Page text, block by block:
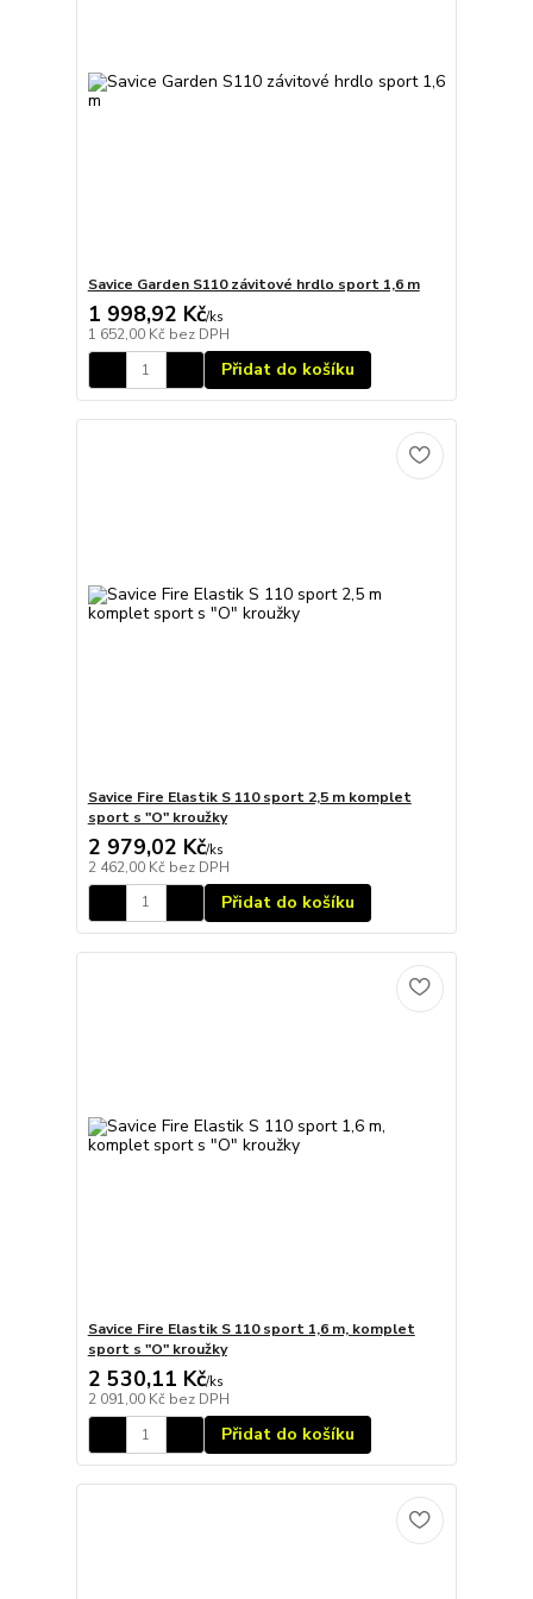
Savice Garden S110 závitové hrdlo sport 1,6 m
1 998,92 Kč/ks
1 652,00 Kč bez DPH
Přidat do košíku
Savice Fire Elastik S 110 sport 2,5 m komplet
sport s "O" kroužky
2 979,02 Kč/ks
2 462,00 Kč bez DPH
Přidat do košíku
Savice Fire Elastik S 110 sport 1,6 m, komplet
sport s "O" kroužky
2 530,11 Kč/ks
2 091,00 Kč bez DPH
Přidat do košíku